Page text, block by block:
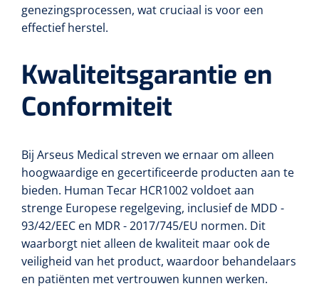
Wandbeugels
Toiletbeugels
Diversen badkamerhulpmiddelen
Toiletstoelen
Doucherolstoelen
Douchebrancard
Douchetabouretten
NKO
Laryngoscopen
Audiometrie
Lichaamsmeting
Thermometers
Glucosemeters
Weegschalen
Meetlatten
Echografie
Ultrageluid & elektrotherapie
TENS
Hydromassage
Pressotherapie & massage
Thermotherapie
Lymfedrainage
Handdoekrollen
Cellulosepapier
Persoonlijk beschermingsmateriaal
Klompen
Oordoppen
Maskers
Handschoenen
Karren & trolleys
Linnenkarren
Afvalverzamelaars
Transportwagens
Instrumentenwagens
PC karren
Medicatiekarren
Instrumentendozen
Klemmen
Oorlusjes
Pincetten
Scharen
Hysterometers
Gipszagen & ringzagen
Splitkompressen
Jersey kousen
Zinklijmverbanden
Polsterwatten
Armdraagband
Loopzolen
Gipsen
genezingsprocessen, wat cruciaal is voor een
effectief herstel.
Kwaliteitsgarantie en
Conformiteit
Bij Arseus Medical streven we ernaar om alleen
hoogwaardige en gecertificeerde producten aan te
bieden. Human Tecar HCR1002 voldoet aan
strenge Europese regelgeving, inclusief de MDD -
93/42/EEC en MDR - 2017/745/EU normen. Dit
waarborgt niet alleen de kwaliteit maar ook de
veiligheid van het product, waardoor behandelaars
en patiënten met vertrouwen kunnen werken.